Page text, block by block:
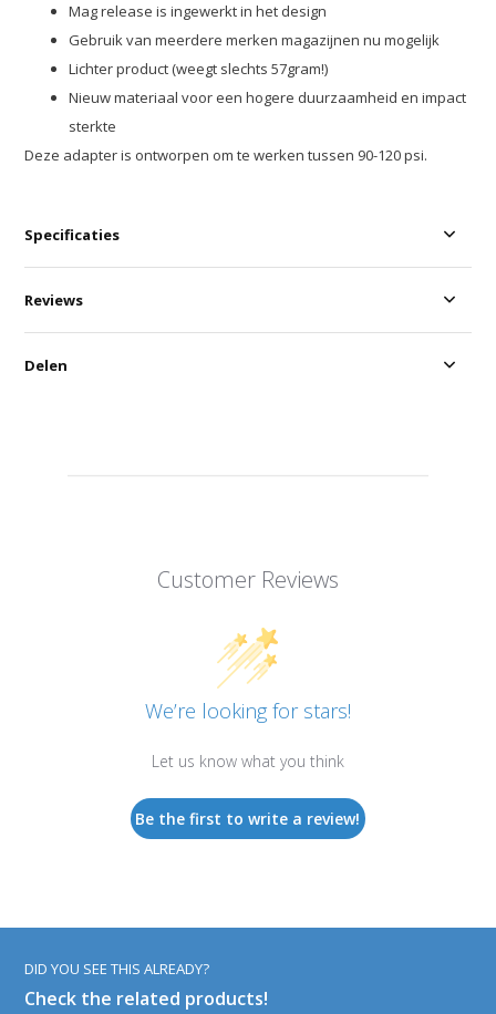
Mag release is ingewerkt in het design
Gebruik van meerdere merken magazijnen nu mogelijk
Lichter product (weegt slechts 57gram!)
Nieuw materiaal voor een hogere duurzaamheid en impact
sterkte
Deze adapter is ontworpen om te werken tussen 90-120 psi.
Specificaties
Customer Reviews
We’re looking for stars!
Let us know what you think
Be the first to write a review!
Reviews
Delen
DID YOU SEE THIS ALREADY?
Check the related products!